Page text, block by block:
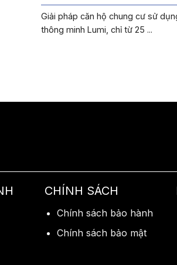
Giải pháp căn hộ chung cư sử
thông minh Lumi, chỉ từ 25 ...
CHÍNH SÁCH
Chính sách bảo hành
Chính sách bảo mật